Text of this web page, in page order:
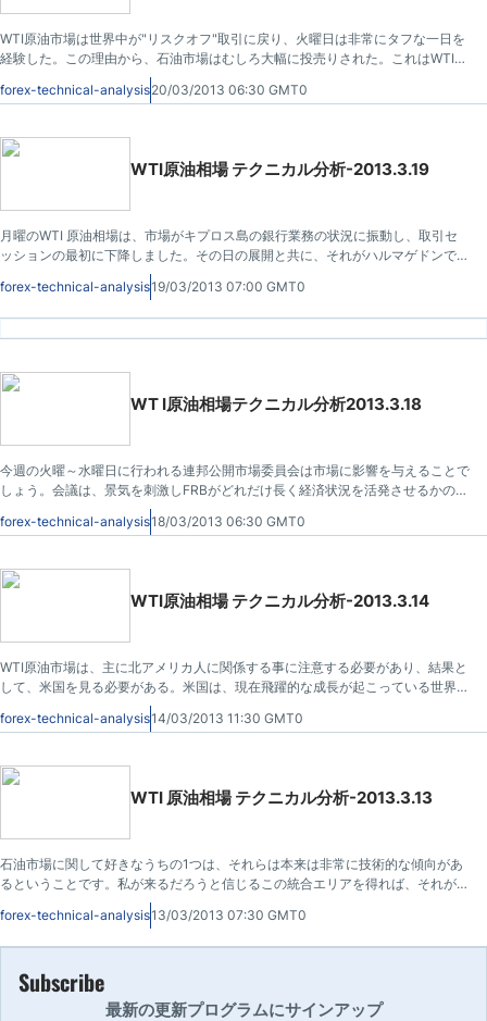
WTI原油市場は世界中が"リスクオフ"取引に戻り、火曜日は非常にタフな一日を
経験した。この理由から、石油市場はむしろ大幅に投売りされた。これはWTI原
油市場のみならず、全てのオイル市場にそうであった。
forex-technical-analysis20/03/2013 06:30 GMT0
WTI原油相場 テクニカル分析-2013.3.19
月曜のWTI 原油相場は、市場がキプロス島の銀行業務の状況に振動し、取引セ
ッションの最初に下降しました。その日の展開と共に、それがハルマゲドンでな
かったことは益々明白になりました。また、その結果から、リスク資産は買い戻
された。
forex-technical-analysis19/03/2013 07:00 GMT0
WT I原油相場テクニカル分析2013.3.18
今週の火曜～水曜日に行われる連邦公開市場委員会は市場に影響を与えることで
しょう。会議は、景気を刺激しFRBがどれだけ長く経済状況を活発させるかの声
明発表します。これはドルの価値を押し上げるか下げるか、これが石油市場に影
響を及ぼす可能性があります。
forex-technical-analysis18/03/2013 06:30 GMT0
WTI原油相場 テクニカル分析-2013.3.14
WTI原油市場は、主に北アメリカ人に関係する事に注意する必要があり、結果と
して、米国を見る必要がある。米国は、現在飛躍的な成長が起こっている世界で
も数少ない国の一つで、それは最も確実で最も重要な経済成長である。そう言わ
れ、WTIコントラクトは、他の石油市場をアウトパフォームし続けなければなら
forex-technical-analysis14/03/2013 11:30 GMT0
WTI 原油相場 テクニカル分析-2013.3.13
石油市場に関して好きなうちの1つは、それらは本来は非常に技術的な傾向があ
るということです。私が来るだろうと信じるこの統合エリアを得れば、それが暫
くの間、非常に予測可能だということを意味します。この市場が5.00ドルの取
引レンジ、あるいは10.00ドルのものを見つけることは非常に一般的です。
forex-technical-analysis13/03/2013 07:30 GMT0
Subscribe
最新の更新プログラムにサインアップ